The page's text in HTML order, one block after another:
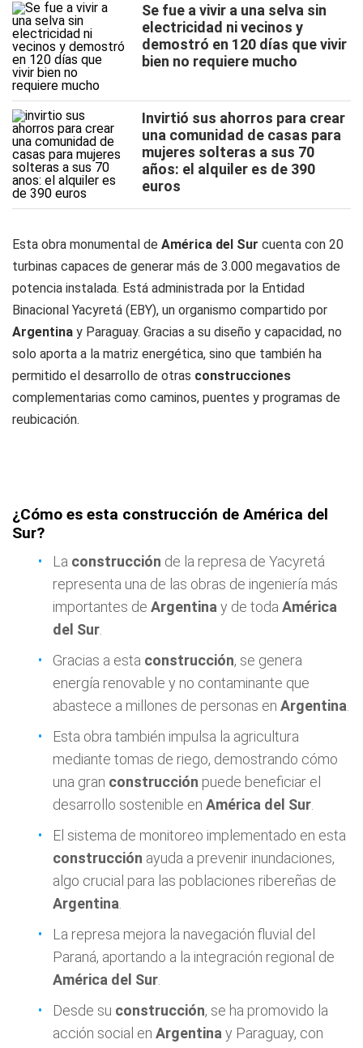
Se fue a vivir a una selva sin
electricidad ni vecinos y
demostró en 120 días que vivir
bien no requiere mucho
Invirtió sus ahorros para crear
una comunidad de casas para
mujeres solteras a sus 70
años: el alquiler es de 390
euros
Esta obra monumental de América del Sur cuenta con 20
turbinas capaces de generar más de 3.000 megavatios de
potencia instalada. Está administrada por la Entidad
Binacional Yacyretá (EBY), un organismo compartido por
Argentina y Paraguay. Gracias a su diseño y capacidad, no
solo aporta a la matriz energética, sino que también ha
permitido el desarrollo de otras construcciones
complementarias como caminos, puentes y programas de
reubicación.
¿Cómo es esta construcción de América del
Sur?
La construcción de la represa de Yacyretá
representa una de las obras de ingeniería más
importantes de Argentina y de toda América
del Sur
Gracias a esta construcción, se genera
energía renovable y no contaminante que
abastece a millones de personas en Argentina
Esta obra también impulsa la agricultura
mediante tomas de riego, demostrando cómo
una gran construcción puede beneficiar el
desarrollo sostenible en América del Sur
El sistema de monitoreo implementado en esta
construcción ayuda a prevenir inundaciones,
algo crucial para las poblaciones ribereñas de
Argentina
La represa mejora la navegación fluvial del
Paraná, aportando a la integración regional de
América del Sur
Desde su construcción, se ha promovido la
acción social en Argentina y Paraguay, con